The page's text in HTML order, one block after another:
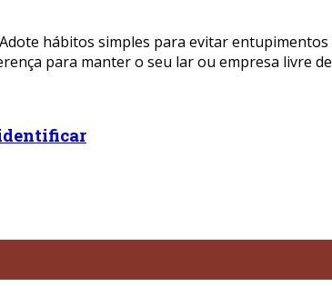
hábitos simples para evitar
para manter o seu lar ou empresa livre